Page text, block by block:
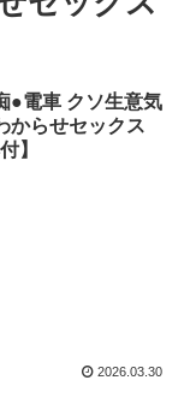
●電車 クソ生意気
からせセックス
】
2026.03.30